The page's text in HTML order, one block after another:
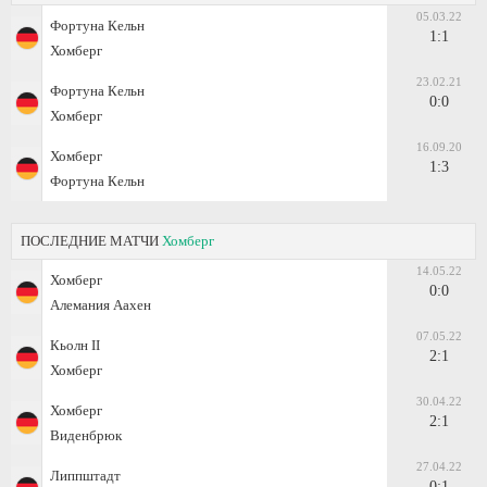
Фортуна Кельн
Хомберг
05.03.22
1:1
Фортуна Кельн
Хомберг
23.02.21
0:0
Хомберг
Фортуна Кельн
16.09.20
1:3
ПОСЛЕДНИЕ МАТЧИ Хомберг
Хомберг
Алемания Аахен
14.05.22
0:0
Кьолн II
Хомберг
07.05.22
2:1
Хомберг
Виденбрюк
30.04.22
2:1
Липпштадт
27.04.22